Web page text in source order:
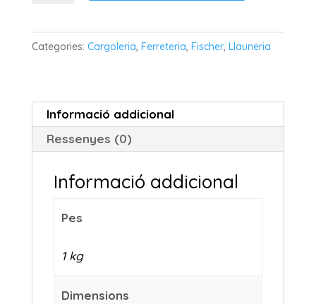
TAC
SX
Categories: Cargoleria, Ferreteria, Fischer, Llauneria
Informació addicional
Ressenyes (0)
Informació addicional
Pes
1 kg
Dimensions